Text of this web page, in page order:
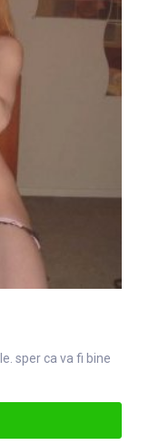
e. sper ca va fi bine